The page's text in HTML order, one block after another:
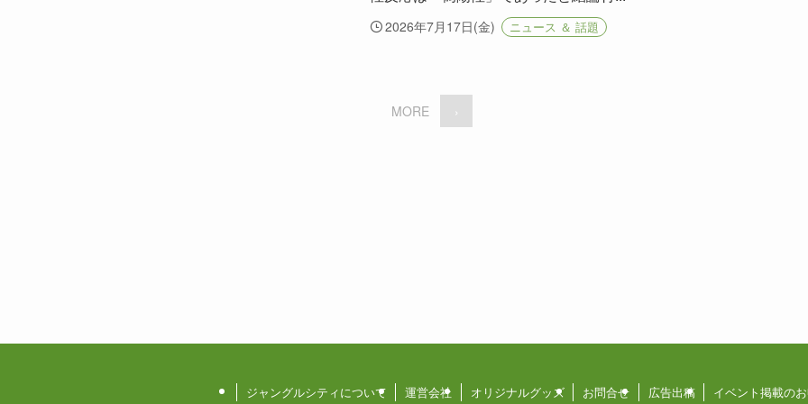
2026年7月17日(金) ニュース ＆ 話題
MORE ›
ジャングルシティについて 運営会社 オリジナルグッズ お問合せ 広告出稿 イベント掲載の